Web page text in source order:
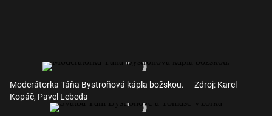
Moderátorka Táňa Bystroňová kápla božskou.
Zdroj: Karel
Kopáč, Pavel Lebeda